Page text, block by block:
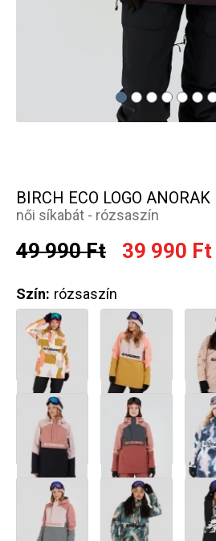
BIRCH ECO LOGO ANORAK
női síkabát - rózsaszín
49 990 Ft 39 990 Ft
Szín: rózsaszín